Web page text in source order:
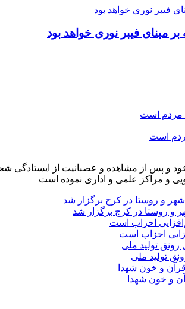
مبنای فیبر نوری خواهد بود
است
و پس از مشاهده و عصبانیت از ایستادگی
و مراکز علمی و اداری نموده است
و روستا در کرج برگزار شد
احزاب است
تولید ملی
و خون شهدا